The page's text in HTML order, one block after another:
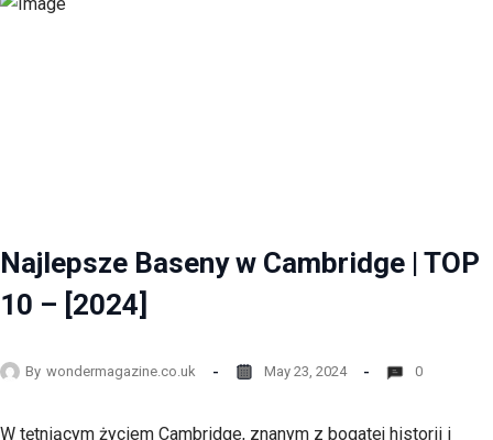
Najlepsze Baseny w Cambridge | TOP
10 – [2024]
By wondermagazine.co.uk May 23, 2024 0
W tętniącym życiem Cambridge, znanym z bogatej historii i